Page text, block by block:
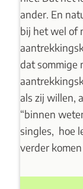
ander. En
bij het wel of
dat sommige
als zij willen,
“binnen
singles, hoe
verder